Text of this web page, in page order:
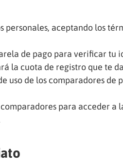
personales, aceptando los
de pago para verificar tu
la cuota de registro que te
uso de los comparadores de
para acceder a